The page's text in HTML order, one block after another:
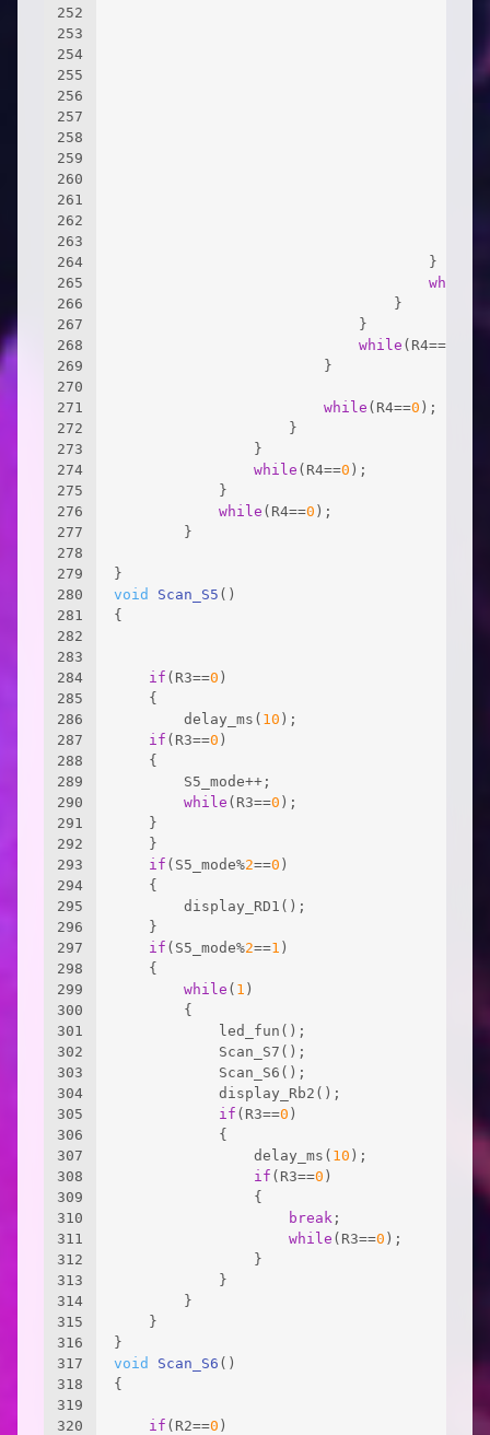
252
253
254
255
256
257
258
259
260
261
262
263
264
265
266
267
268
269
270
271
272
273
274
275
276
277
278
279
280
281
282
283
284
285
286
287
288
289
290
291
292
293
294
295
296
297
298
299
300
301
302
303
304
305
306
307
308
309
310
311
312
313
314
315
316
317
318
319
320
									}
while
								}
							}
while (R4==
						}
while (R4==0 );
					}
				}
while (R4==0 );
			}
while (R4==0 );
		}
}
void
Scan_S5 ()
{
if (R3==0 )
	{
		delay_ms(
10 );
if (R3==0 )
	{
		S5_mode++;
while (R3==0 );
	}
	}
if (S5_mode%2==0 )
	{
		display_RD1();
	}
if (S5_mode%2==1 )
	{
while ( 1 )
		{
			led_fun();
			Scan_S7();
			Scan_S6();
			display_Rb2();
if (R3==0 )
			{
				delay_ms(
10 );
if (R3==0 )
				{
break ;
while (R3==0 );
				}
			}
		}
	}
}
void
Scan_S6 ()
{
if (R2==0 )